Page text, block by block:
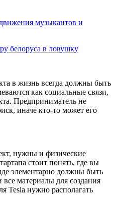
музыкантов и
белоруса в ловушку
в жизнь всегда должны быть
как социальные связи,
Предприниматель не
иначе кто-то может его
нужны и физические
стоит понять, где вы
элементарно должны быть
материалы для создания
Tesla нужно располагать